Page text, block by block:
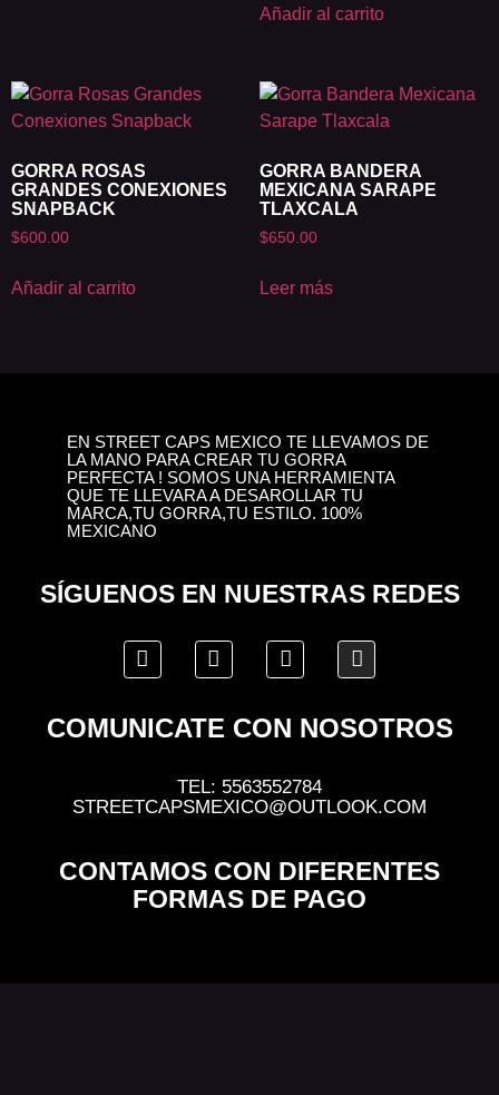
Añadir al carrito
GORRA ROSAS
GRANDES CONEXIONES
SNAPBACK
$600.00
Añadir al carrito
GORRA BANDERA
MEXICANA SARAPE
TLAXCALA
$650.00
Leer más
EN STREET CAPS MEXICO TE LLEVAMOS DE
LA MANO PARA CREAR TU GORRA
PERFECTA ! SOMOS UNA HERRAMIENTA
QUE TE LLEVARA A DESAROLLAR TU
MARCA,TU GORRA,TU ESTILO. 100%
MEXICANO
SÍGUENOS EN NUESTRAS REDES
COMUNICATE CON NOSOTROS
TEL: 5563552784
STREETCAPSMEXICO@OUTLOOK.COM
CONTAMOS CON DIFERENTES
FORMAS DE PAGO